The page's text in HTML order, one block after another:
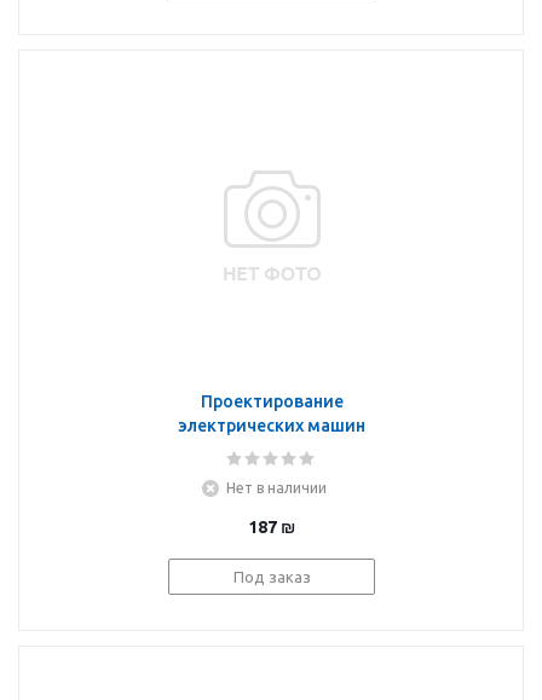
Проектирование
электрических машин
постоянного тока
Нет в наличии
187 ₪
Под заказ